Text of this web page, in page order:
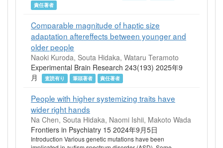
責任著者
Comparable magnitude of haptic size
adaptation aftereffects between younger and
older people
Naoki Kuroda, Souta Hidaka, Wataru Teramoto
Experimental Brain Research 243(193) 2025年9
月
査読有り 筆頭著者 責任著者
People with higher systemizing traits have
wider right hands
Na Chen, Souta Hidaka, Naomi Ishii, Makoto Wada
Frontiers in Psychiatry 15 2024年9月5日
Introduction Various genetic mutations have been